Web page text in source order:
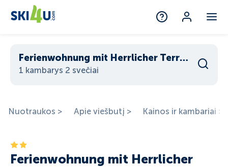
Ferienwohnung mit Herrlicher Terrasse & Fun+ Card
1 kambarys 2 svečiai
Nuotraukos > Apie viešbutį > Kainos ir kambariai >
Ferienwohnung mit Herrlicher